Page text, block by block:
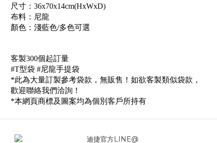
尺寸：36x70x14cm(HxWxD)
布料：尼龍
顏色：淺藍色/多色可選
客製300個起訂量
#T型袋 #尼龍手提袋
*此為大量訂製參考袋款，無販售！如欲客製類似袋款，
歡迎聯絡我們洽詢！
*本網頁商標及圖案均為個別客戶所持有